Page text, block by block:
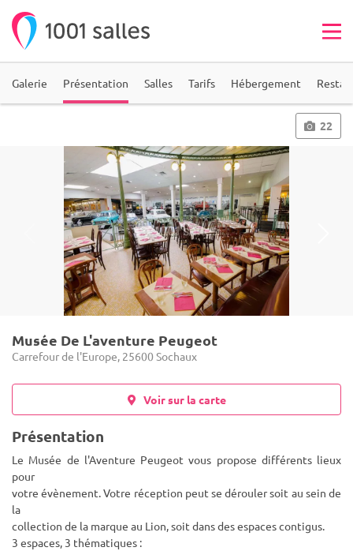
Galerie Présentation Salles Tarifs Hébergement
22
Musée De L'aventure Peugeot
Carrefour de l'Europe, 25600 Sochaux
Voir sur la carte
Présentation
Le Musée de l'Aventure Peugeot vous propose différents lieux
pour
votre évènement. Votre réception peut se dérouler soit au sein de
la
collection de la marque au Lion, soit dans des espaces contigus.
3 espaces, 3 thématiques :